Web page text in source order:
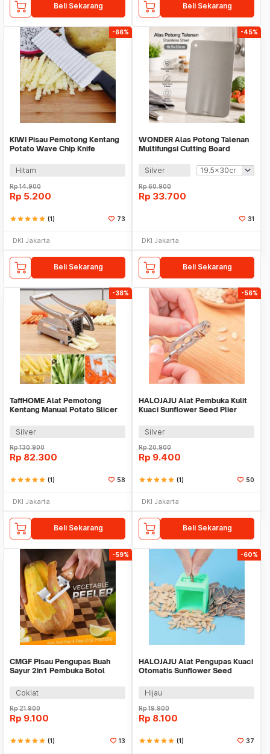
Beli Sekarang Beli Sekarang
-66%
KIWI Pisau Pemotong Kentang
Potato Wave Chip Knife
Hitam
Rp14.900
Rp 5.200
starstarstarstarstar (1) 73
DKI Jakarta
Beli Sekarang
-45%
WONDER Alas Potong Talenan
Multifungsi Cutting Board
Silver
Rp60.900
Rp 33.700
31
DKI Jakarta
Beli Sekarang
-38%
TaffHOME Alat Pemotong
Kentang Manual Potato Slicer
Silver
Rp130.900
Rp 82.300
starstarstarstarstar (1) 58
DKI Jakarta
Beli Sekarang
-56%
HALOJAJU Alat Pembuka Kulit
Kuaci Sunflower Seed Plier
Silver
Rp20.900
Rp 9.400
starstarstarstarstar (1) 50
DKI Jakarta
Beli Sekarang
-59%
CMGF Pisau Pengupas Buah
Sayur 2in1 Pembuka Botol
Coklat
Rp21.900
Rp 9.100
starstarstarstarstar (1) 13
-60%
HALOJAJU Alat Pengupas Kuaci
Otomatis Sunflower Seed
Hijau
Rp19.900
Rp 8.100
starstarstarstarstar (1) 37